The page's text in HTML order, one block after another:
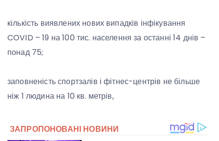
кількість виявлених нових випадків інфікування
COVID – 19 на 100 тис. населення за останні 14 днів –
понад 75;
заповненість спортзалів і фітнес-центрів не більше
ніж 1 людина на 10 кв. метрів,